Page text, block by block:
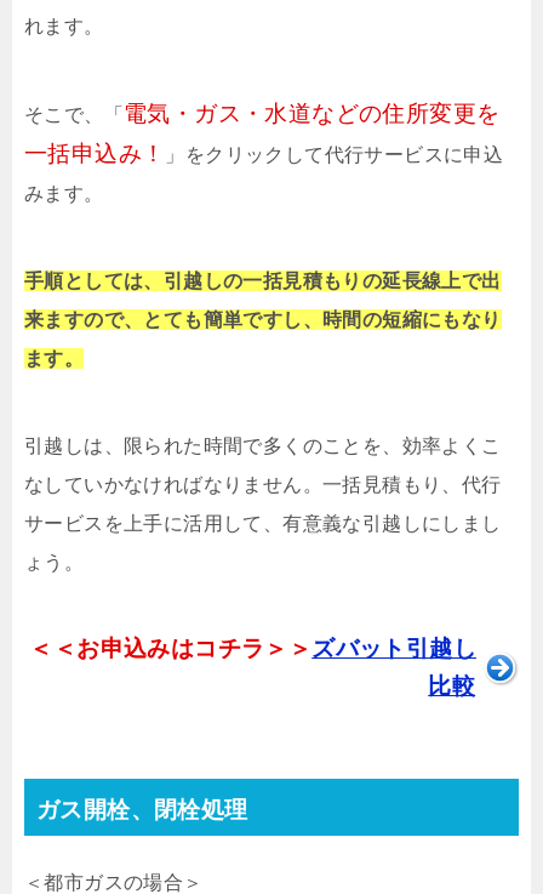
れます。
そこで、「 電気・ガス・水道などの住所変更を
一括申込み！
」をクリックして代行サービスに申込
みます。
手順としては、引越しの一括見積もりの延長線上で出
来ますので、とても簡単ですし、時間の短縮にもなり
ます。
引越しは、限られた時間で多くのことを、効率よくこ
なしていかなければなりません。一括見積もり、代行
サービスを上手に活用して、有意義な引越しにしまし
ょう。
＜＜お申込みはコチラ＞＞ ズバット引越し
比較
ガス開栓、閉栓処理
＜都市ガスの場合＞